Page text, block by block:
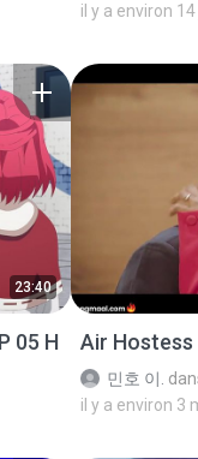
il y a environ
23:40
05 H
Air Hostess
민호 이.
il y a environ 3